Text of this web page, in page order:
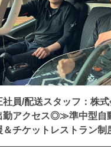
社員/配送スタッフ：株式
アクセス◎≫準中型自
＆チケットレストラン